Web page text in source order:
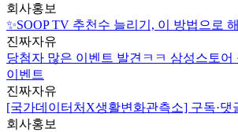
회사홍보
✨SOOP TV 추천수 늘리기, 이 방법으로
진짜자유
당첨자 많은 이벤트 발견ㅋㅋ 삼성스토어
이벤트
진짜자유
[국가데이터처X생활변화관측소] 구독·댓
회사홍보